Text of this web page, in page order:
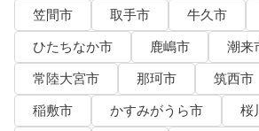
笠間市
取手市 牛久市
ひたちなか市
鹿嶋市 潮来
常陸大宮市
那珂市 筑西市
稲敷市
かすみがうら市 桜